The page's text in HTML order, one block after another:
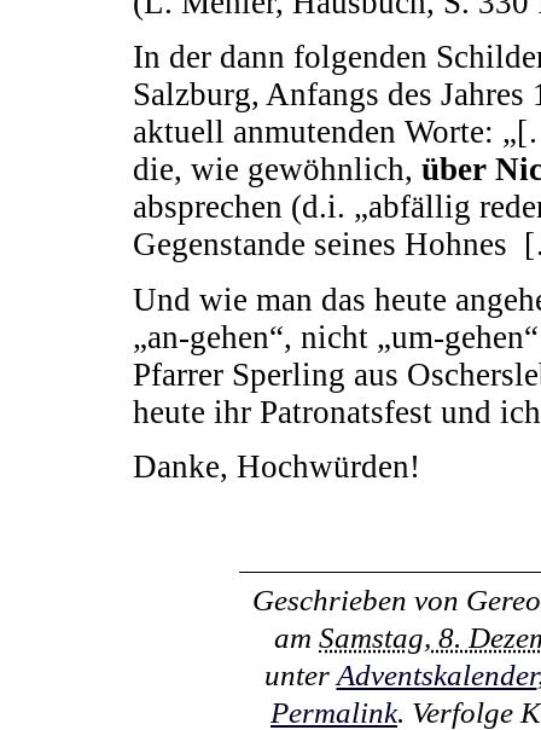
In der dann folgenden
Salzburg, Anfangs des
aktuell anmutenden Worte:
die, wie gewöhnlich, über
absprechen (d.i. „abfällig
Gegenstande seines
Und wie man das heute
„an-gehen“, nicht „um-
Pfarrer Sperling aus
heute ihr Patronatsfest und
Danke, Hochwürden!
Geschrieben von
am Samstag, 8.
unter Adventskalender
Permalink. Verfolge